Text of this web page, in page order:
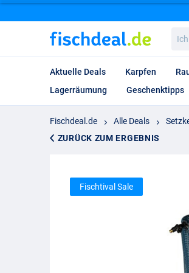
bin
auf
Aktuelle Deals Karpfen
Lagerräumung
Geschenktipps
Fischdeal.de Alle Deals
ZURÜCK ZUM ERGEBNIS
Fischtival Sale